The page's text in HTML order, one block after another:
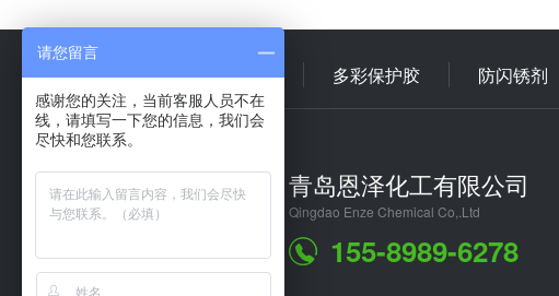
首 页 多彩乳液 多彩保护胶 防闪锈剂
青岛恩泽化工有限公司
Qingdao Enze Chemical Co,.Ltd
155-8989-6278
请您留言
感谢您的关注，当前客服人员不在
线，请填写一下您的信息，我们会
尽快和您联系。